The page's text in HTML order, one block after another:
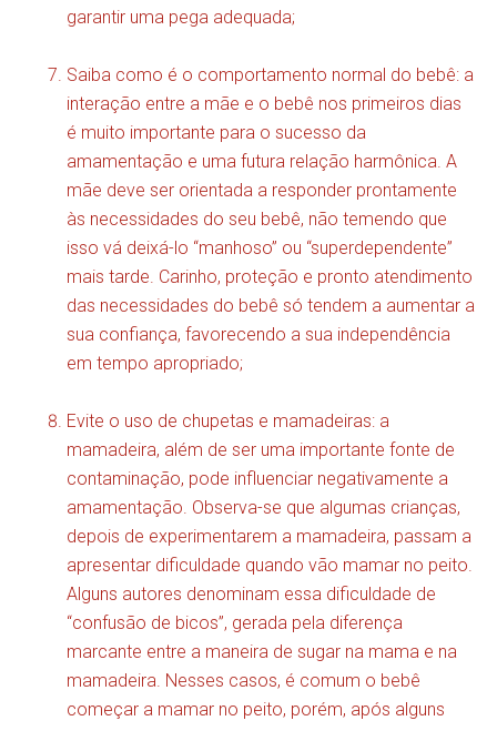
garantir uma pega adequada;
Saiba como é o comportamento normal do bebê: a
interação entre a mãe e o bebê nos primeiros dias
é muito importante para o sucesso da
amamentação e uma futura relação harmônica. A
mãe deve ser orientada a responder prontamente
às necessidades do seu bebê, não temendo que
isso vá deixá-lo “manhoso” ou “superdependente”
mais tarde. Carinho, proteção e pronto atendimento
das necessidades do bebê só tendem a aumentar a
sua confiança, favorecendo a sua independência
em tempo apropriado;
Evite o uso de chupetas e mamadeiras: a
mamadeira, além de ser uma importante fonte de
contaminação, pode influenciar negativamente a
amamentação. Observa-se que algumas crianças,
depois de experimentarem a mamadeira, passam a
apresentar dificuldade quando vão mamar no peito.
Alguns autores denominam essa dificuldade de
“confusão de bicos”, gerada pela diferença
marcante entre a maneira de sugar na mama e na
mamadeira. Nesses casos, é comum o bebê
começar a mamar no peito, porém, após alguns